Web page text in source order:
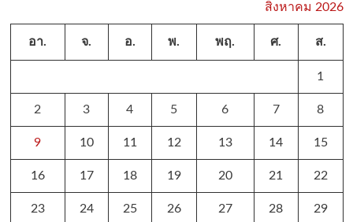
สิงหาคม 2026
อา. จ. อ. พ. พฤ. ศ. ส.
1
2 3 4 5 6 7 8
9 10 11 12 13 14 15
16 17 18 19 20 21 22
23 24 25 26 27 28 29